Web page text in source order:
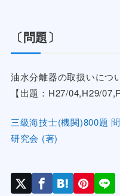
〔問題〕
油水分離器の取扱いにつ
【出題：H27/04,H29/
三級海技士(機関)800題
研究会 (著)